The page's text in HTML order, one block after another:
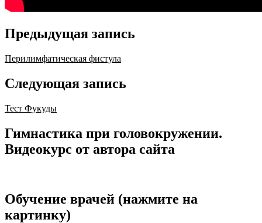
Предыдущая запись
Перилимфатическая фистула
Следующая запись
Тест Фукуды
Гимнастика при головокружении.
Видеокурс от автора сайта
Обучение врачей (нажмите на
картинку)